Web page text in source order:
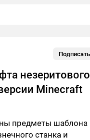
незеритового
Minecraft
предметы шаблона
станка и